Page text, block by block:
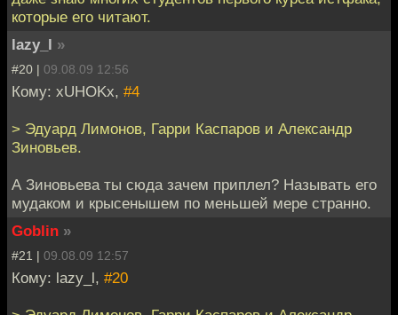
которые его читают.
lazy_l »
#20 | 09.08.09 12:56
Кому: xUHOKx, #4
> Эдуард Лимонов, Гарри Каспаров и Александр
Зиновьев.
А Зиновьева ты сюда зачем приплел? Называть его
мудаком и крысенышем по меньшей мере странно.
Goblin »
#21 | 09.08.09 12:57
Кому: lazy_l, #20